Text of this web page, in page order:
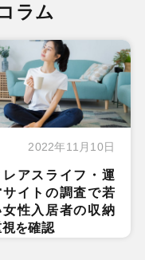
ラム
2022年11月10日
レアスライフ・運
サイトの調査で若
女性入居者の収納
を確認